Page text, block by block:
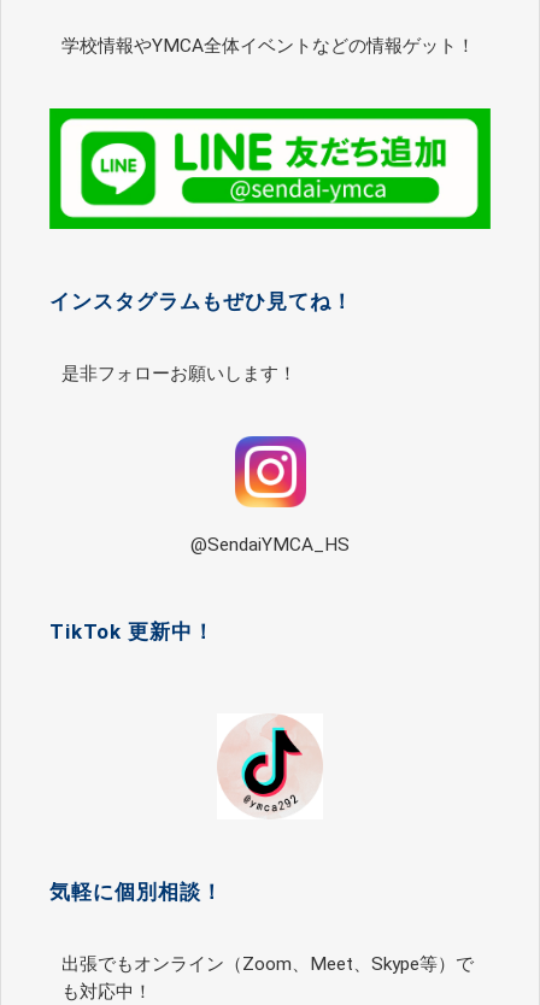
学校情報やYMCA全体イベントなどの情報ゲット！
インスタグラムもぜひ見てね！
是非フォローお願いします！
@SendaiYMCA_HS
TikTok 更新中！
気軽に個別相談！
出張でもオンライン（Zoom、Meet、Skype等）で
も対応中！